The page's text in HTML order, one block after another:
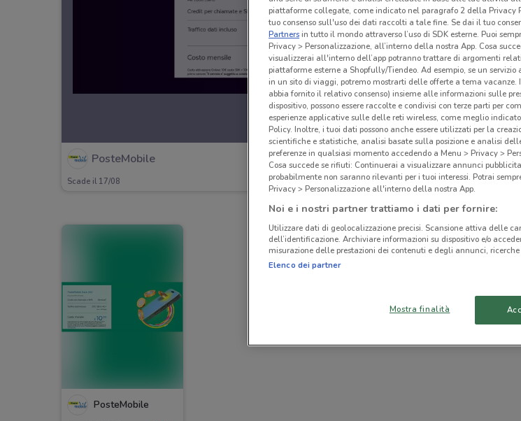
PosteMobile
Scade il 17/08
PosteMobile
piattaforme collegate, come indicato nel paragrafo 2 della Privacy
tuo consenso sull'uso dei dati raccolti a tale fine. Se dai il tuo
Partnersin tutto il mondo attraverso l’uso di SDK esterne. Puoi
Privacy > Personalizzazione, all’interno della nostra App. Cosa
visualizzerai all'interno dell’app potranno trattare di argomenti
piattaforme esterne a Shopfully/Tiendeo. Ad esempio, se un
in un sito di viaggi, potremo mostrarti delle offerte a tema vacanze.
abbia fornito il relativo consenso) insieme alle informazioni sulle
dispositivo, possono essere raccolte e condivisi con terze parti per
esperienze applicative sulle delle reti wireless, come meglio
Policy. Inoltre, i tuoi dati possono anche essere utilizzati per la
scientifiche e statistiche, analisi basate sulla posizione e analisi
preferenze in qualsiasi momento accedendo a Menu > Privacy >
Cosa succede se rifiuti: Continuerai a visualizzare annunci
probabilmente non saranno rilevanti per i tuoi interessi. Potrai
Privacy > Personalizzazione all'interno della nostra App.
Noi e i nostri partner trattiamo i dati per fornire:
Utilizzare dati di geolocalizzazione precisi. Scansione attiva delle
dell’identificazione. Archiviare informazioni su dispositivo e/o
misurazione delle prestazioni dei contenuti e degli annunci,
Elenco dei partner
Mostra finalità